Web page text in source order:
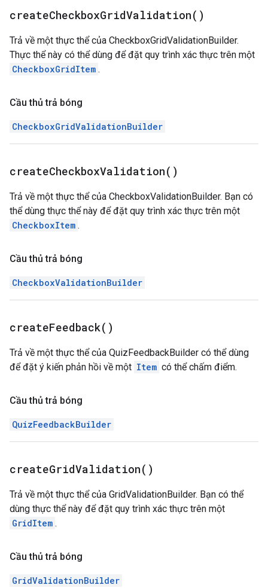
createCheckboxGridValidation( )
Trả về một thực thể của CheckboxGridValidationBuilder.
Thực thể này có thể dùng để đặt quy trình xác thực trên một
CheckboxGridItem .
Cầu thủ trả bóng
CheckboxGridValidationBuilder
createCheckboxValidation( )
Trả về một thực thể của CheckboxValidationBuilder. Bạn có
thể dùng thực thể này để đặt quy trình xác thực trên một
CheckboxItem .
Cầu thủ trả bóng
CheckboxValidationBuilder
createFeedback( )
Trả về một thực thể của QuizFeedbackBuilder có thể dùng
để đặt ý kiến phản hồi về một Item có thể chấm điểm.
Cầu thủ trả bóng
QuizFeedbackBuilder
createGridValidation( )
Trả về một thực thể của GridValidationBuilder. Bạn có thể
dùng thực thể này để đặt quy trình xác thực trên một
GridItem .
Cầu thủ trả bóng
GridValidationBuilder